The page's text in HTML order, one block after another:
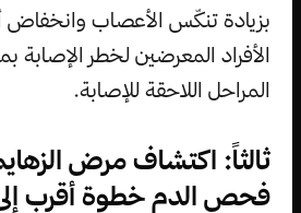
بزيادة تنكّس الأعصاب وانخفاض
الأفراد المعرضين لخطر الإصابة
المراحل اللاحقة للإصابة.
ثالثاً: اكتشاف مرض
فحص الدم خطوة أقرب